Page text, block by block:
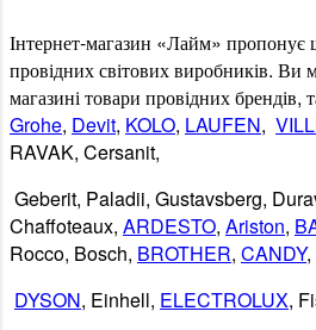
Інтернет-магазин «Лайм» пропонує
провіднихсвітовихвиробників. Ви
магазинітовари провіднихбрендів,
Grohe, Devit, KOLO, LAUFEN,
RAVAK, Cersanit,
Geberit, Paladii, Gustavsberg,
Chaffoteaux, ARDESTO, Ariston,
Rocco, Bosch, BROTHER, CANDY,
DYSON, Einhell, ELECTROLUX,